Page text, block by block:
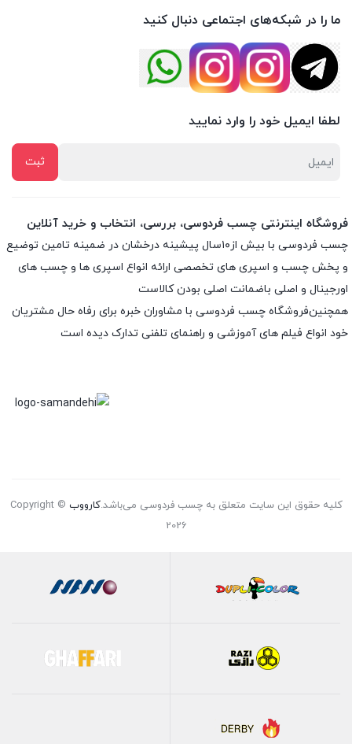
ما را در شبکه‌های اجتماعی دنبال کنید
لطفا ایمیل خود را وارد نمایید
فروشگاه اینترنتی چسب فردوسی، بررسی، انتخاب و خرید آنلاین
چسب فردوسی با بیش از۱۰سال پیشینه درخشان در ضمینه تامین توضیع
و پخش چسب و اسپری های تخصصی ارائه انواع اسپری ها و چسب های
اورجینال و اصلی باضمانت اصلی بودن کالاست
همچنین‌فروشگاه چسب فردوسی با مشاوران خبره برای رفاه حال مشتریان
خود انواع فیلم های آموزشی و راهنمای تلفنی تدارک دیده است
کلیه حقوق این سایت متعلق به چسب فردوسی می‌باشد.کارووب Copyright ©
2026